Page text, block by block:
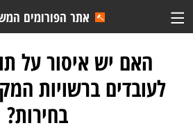
אתר הפורומים
האם יש איסור על
לעובדים ברשויות
בחירות?